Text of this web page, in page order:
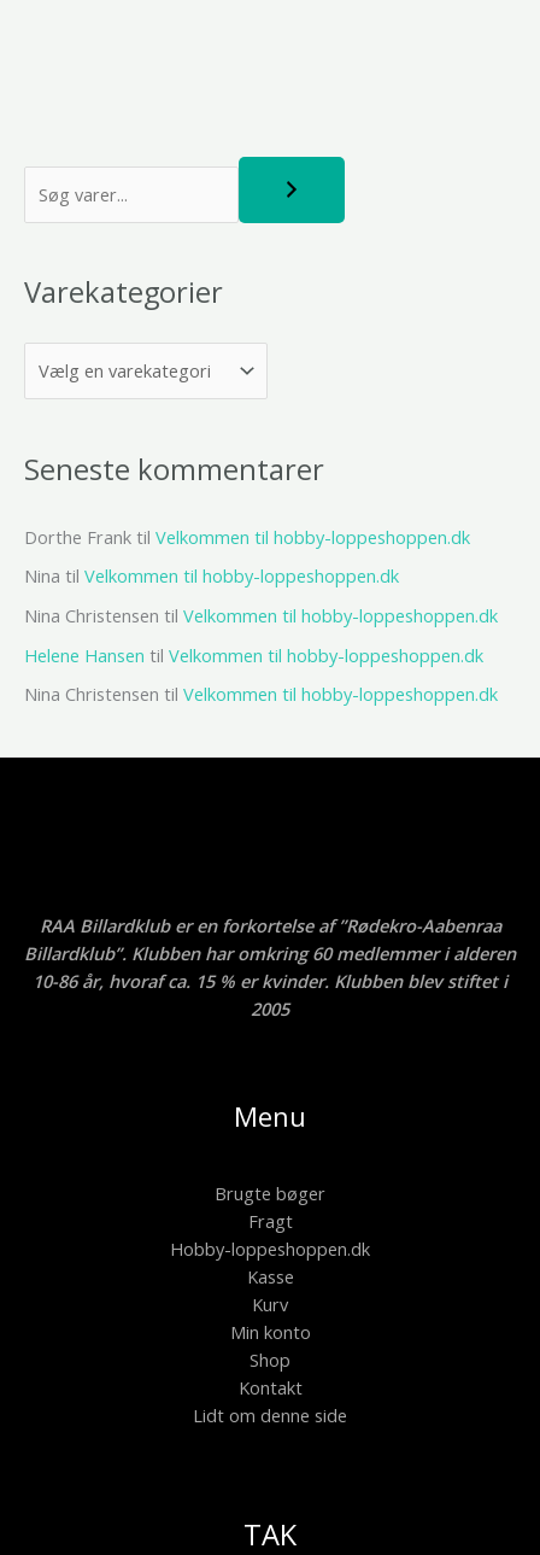
S
Varekategorier
Seneste kommentarer
Dorthe Frank til Velkommen til hobby-loppeshoppen.dk
Nina til Velkommen til hobby-loppeshoppen.dk
Nina Christensen til Velkommen til hobby-loppeshoppen.dk
Helene Hansen til Velkommen til hobby-loppeshoppen.dk
Nina Christensen til Velkommen til hobby-loppeshoppen.dk
RAA Billardklub er en forkortelse af ”Rødekro-Aabenraa
Billardklub”. Klubben har omkring 60 medlemmer i alderen
10-86 år, hvoraf ca. 15 % er kvinder. Klubben blev stiftet i
2005
Menu
Brugte bøger
Fragt
Hobby-loppeshoppen.dk
Kasse
Kurv
Min konto
Shop
Kontakt
Lidt om denne side
TAK